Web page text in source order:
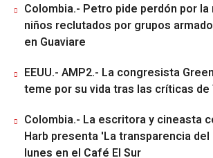
Colombia.- Petro pide perdón por
niños reclutados por grupos
en Guaviare
EEUU.- AMP2.- La congresista
teme por su vida tras las críticas de
Colombia.- La escritora y cineasta
Harb presenta 'La transparencia
lunes en el Café El Sur